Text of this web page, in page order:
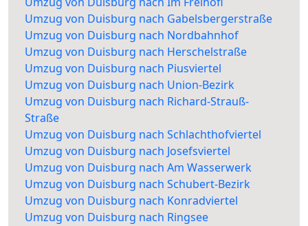
Umzug von Duisburg nach Gabelsbergerstraße
Umzug von Duisburg nach Nordbahnhof
Umzug von Duisburg nach Herschelstraße
Umzug von Duisburg nach Piusviertel
Umzug von Duisburg nach Union-Bezirk
Umzug von Duisburg nach Richard-Strauß-
Straße
Umzug von Duisburg nach Schlachthofviertel
Umzug von Duisburg nach Josefsviertel
Umzug von Duisburg nach Am Wasserwerk
Umzug von Duisburg nach Schubert-Bezirk
Umzug von Duisburg nach Konradviertel
Umzug von Duisburg nach Ringsee